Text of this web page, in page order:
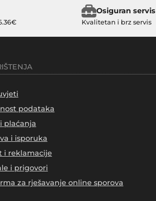
Osiguran servis
Kvalitetan i brz servis
podataka
plaćanja
i isporuka
i reklamacije
i prigovori
za rješavanje online sporova